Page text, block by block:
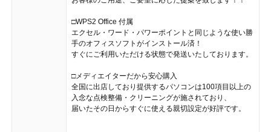
□WPS2 Office 付属
エクセル・ワード・パワーポイントと同じような使い勝
手のオフィスソフトがインストール済！
すぐにご利用いただける状態で発送いたしております。
□メディエイターだから安心購入
全国に出店しており提供するパソコンは100項目以上の
入念な点検整備・クリーニングが施されており、
届いたその日からすぐに使える親切設定が好評です。